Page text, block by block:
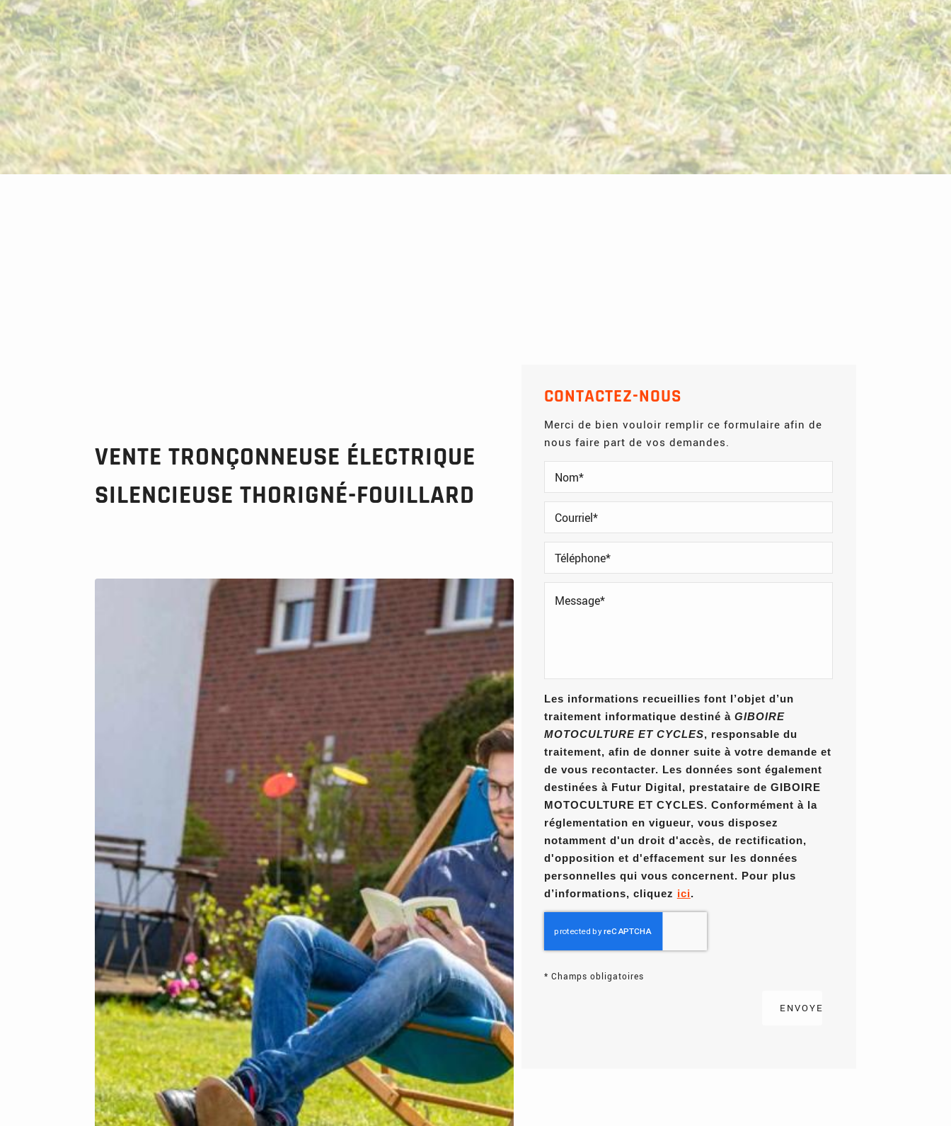
VENTE TRONÇONNEUSE ÉLECTRIQUE
SILENCIEUSE THORIGNÉ-FOUILLARD
CONTACTEZ-NOUS
Merci de bien vouloir remplir ce formulaire afin de
nous faire part de vos demandes.
Les informations recueillies font l’objet d’un
traitement informatique destiné àGIBOIRE
MOTOCULTURE ET CYCLES, responsable du
traitement, afin de donner suite à votre demande et
de vous recontacter. Les données sont également
destinées à Futur Digital, prestataire de GIBOIRE
MOTOCULTURE ET CYCLES. Conformément à la
réglementation en vigueur, vous disposez
notamment d'un droit d'accès, de rectification,
d'opposition et d'effacement sur les données
personnelles qui vous concernent. Pour plus
d’informations, cliquez ici.
* Champs obligatoires